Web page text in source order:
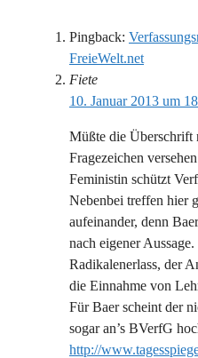
Pingback:
FreieWelt.net
Fiete
10. Januar 2013 um
Müßte die Überschrift
Fragezeichen
Feministin schützt
Nebenbei treffen hier
aufeinander, denn
nach eigener
Radikalenerlass, der
die Einnahme von
Für Baer scheint der
sogar an’s BVerfG
http://